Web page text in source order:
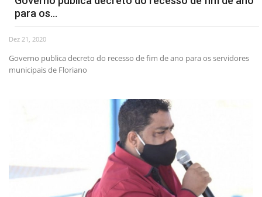
para os...
Dez 21, 2020
Governo publica decreto do recesso de fim de ano para os servidores
municipais de Floriano